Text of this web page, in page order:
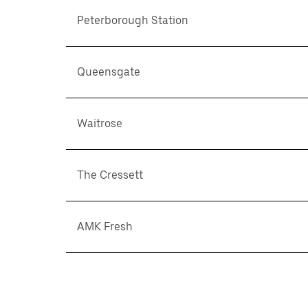
Peterborough Station
Queensgate
Waitrose
The Cressett
AMK Fresh